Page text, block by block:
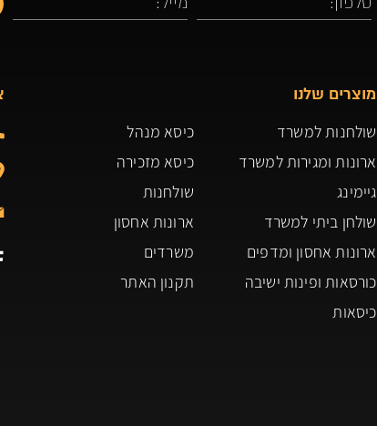
מוצרים שלנו
שולחנות למשרד
ארונות ומגירות למשרד
גיימינג
שולחן ביתי למשרד
ארונות אחסון ומדפים
כורסאות ופינות ישיבה
כיסאות
כיסא מנהל
כיסא מזכירה
שולחנות
ארונות אחסון
משרדים
תקנון האתר